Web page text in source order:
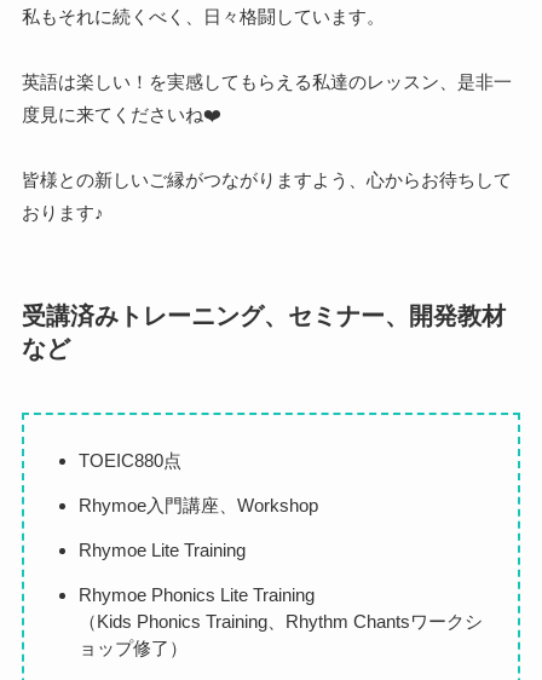
私もそれに続くべく、日々格闘しています。
英語は楽しい！を実感してもらえる私達のレッスン、是非一
度見に来てくださいね❤️
皆様との新しいご縁がつながりますよう、心からお待ちして
おります♪
受講済みトレーニング、セミナー、開発教材
など
TOEIC880点
Rhymoe入門講座、Workshop
Rhymoe Lite Training
Rhymoe Phonics Lite Training
（Kids Phonics Training、Rhythm Chantsワークシ
ョップ修了）